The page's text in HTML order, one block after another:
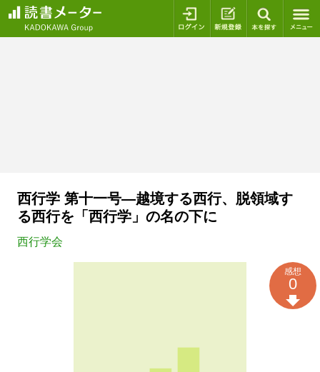
ログイン 新規登録
西行学 第十一号―越境する西行、脱領域す
る西行を「西行学」の名の下に
西行学会
感想
0